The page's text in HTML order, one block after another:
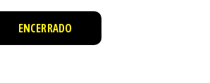
ENCERRADO